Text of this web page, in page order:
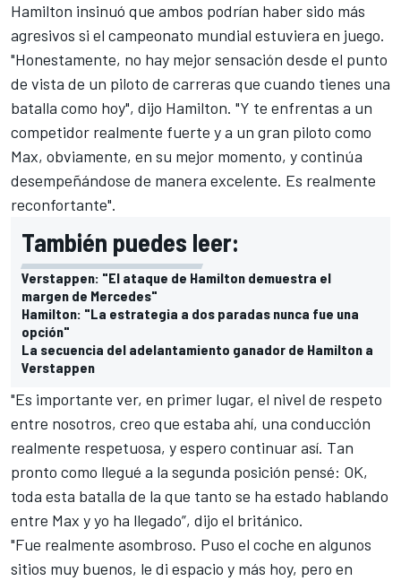
Hamilton insinuó que ambos podrían haber sido más
agresivos si el campeonato mundial estuviera en juego.
"Honestamente, no hay mejor sensación desde el punto
de vista de un piloto de carreras que cuando tienes una
batalla como hoy", dijo Hamilton. "Y te enfrentas a un
competidor realmente fuerte y a un gran piloto como
Max, obviamente, en su mejor momento, y continúa
desempeñándose de manera excelente. Es realmente
reconfortante".
También puedes leer:
Verstappen: "El ataque de Hamilton demuestra el
margen de Mercedes"
Hamilton: "La estrategia a dos paradas nunca fue una
opción"
La secuencia del adelantamiento ganador de Hamilton a
Verstappen
"Es importante ver, en primer lugar, el nivel de respeto
entre nosotros, creo que estaba ahí, una conducción
realmente respetuosa, y espero continuar así. Tan
pronto como llegué a la segunda posición pensé: OK,
toda esta batalla de la que tanto se ha estado hablando
entre Max y yo ha llegado”, dijo el británico.
"Fue realmente asombroso. Puso el coche en algunos
sitios muy buenos, le di espacio y más hoy, pero en